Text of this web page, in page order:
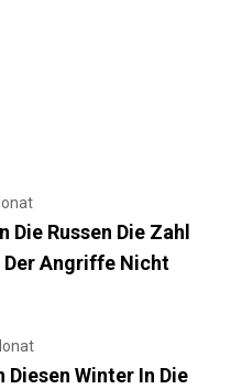
Die Russen Die Zahl
Der Angriffe Nicht
Diesen Winter In Die